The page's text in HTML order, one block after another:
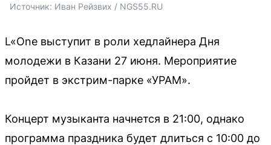
Источник: Иван Рейзвих / NGS55.RU
L«One выступит в роли хедлайнера Дня
молодежи в Казани 27 июня. Мероприятие
пройдет в экстрим-парке «УРАМ».
Концерт музыканта начнется в 21:00, однако
программа праздника будет длиться с 10:00 до